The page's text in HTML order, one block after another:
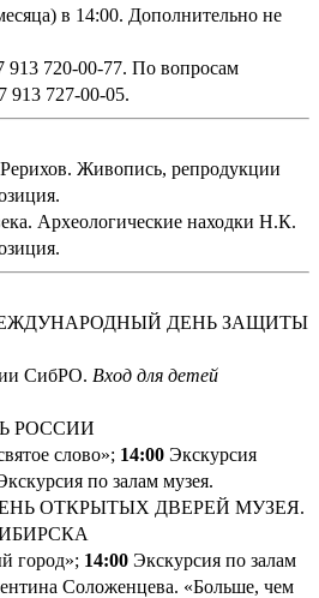
в 14:00. Дополнительно не
913 720-00-77. По вопросам
913 727-00-05.
Живопись, репродукции
Археологические находки Н.К.
ДЕНЬ ЗАЩИТЫ
СибРО. Вход для детей
РОССИИ
слово»; 14:00 Экскурсия
по залам музея.
ОТКРЫТЫХ ДВЕРЕЙ МУЗЕЯ.
город»; 14:00 Экскурсия по залам
Соложенцева. «Больше, чем